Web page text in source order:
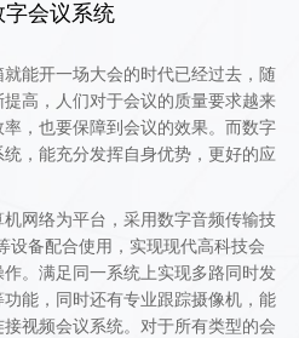
字会议系统
能开一场大会的时代已经过去，随
高，人们对于会议的质量要求越来
，也要保障到会议的效果。而数字
，能充分发挥自身优势，更好的应
网络为平台，采用数字音频传输技
设备配合使用，实现现代高科技会
。满足同一系统上实现多路同时发
能，同时还有专业跟踪摄像机，能
视频会议系统。对于所有类型的会